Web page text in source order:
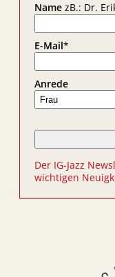
NamezB.: Dr.
E-Mail*
Anrede
Der IG-Jazz
wichtigen